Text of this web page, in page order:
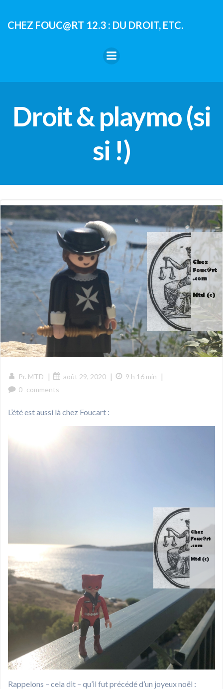
contenu
CHEZ FOUC@RT 12.3 : DU DROIT, ETC.
Droit & playmo (si
si !)
Pr. MTD | août 29, 2020 | 9 h 16 min |
0 comments
L’été est aussi là chez Foucart :
Rappelons – cela dit – qu’il fut précédé d’un joyeux noël :